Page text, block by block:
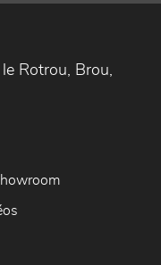
Rotrou, Brou,